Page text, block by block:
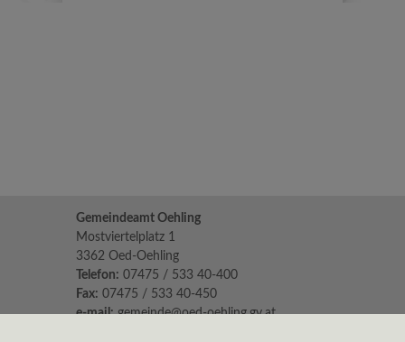
Gemeindeamt Oehling
Mostviertelplatz 1
3362 Oed-Oehling
Telefon: 07475 / 533 40-400
Fax: 07475 / 533 40-450
e-mail: gemeinde@oed-oehling.gv.at